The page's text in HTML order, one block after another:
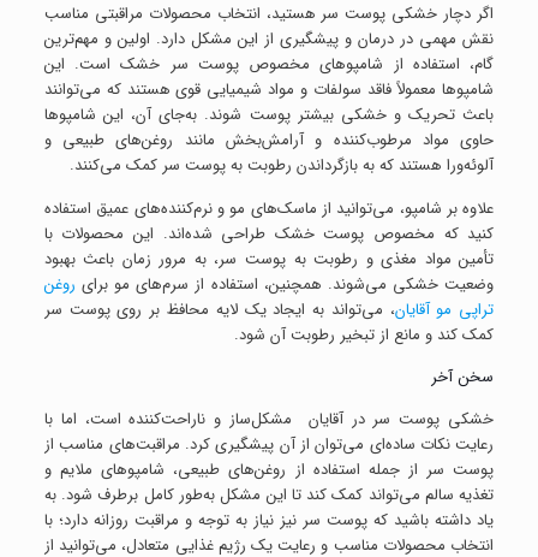
اگر دچار خشکی پوست سر هستید، انتخاب محصولات مراقبتی مناسب
نقش مهمی در درمان و پیشگیری از این مشکل دارد. اولین و مهم‌ترین
گام، استفاده از شامپوهای مخصوص پوست سر خشک است. این
شامپوها معمولاً فاقد سولفات و مواد شیمیایی قوی هستند که می‌توانند
باعث تحریک و خشکی بیشتر پوست شوند. به‌جای آن، این شامپوها
حاوی مواد مرطوب‌کننده و آرامش‌بخش مانند روغن‌های طبیعی و
آلوئه‌ورا هستند که به بازگرداندن رطوبت به پوست سر کمک می‌کنند.
علاوه بر شامپو، می‌توانید از ماسک‌های مو و نرم‌کننده‌های عمیق استفاده
کنید که مخصوص پوست خشک طراحی شده‌اند. این محصولات با
تأمین مواد مغذی و رطوبت به پوست سر، به مرور زمان باعث بهبود
وضعیت خشکی می‌شوند. همچنین، استفاده از سرم‌های مو برای روغن
تراپی مو آقایان، می‌تواند به ایجاد یک لایه محافظ بر روی پوست سر
کمک کند و مانع از تبخیر رطوبت آن شود.
سخن آخر
خشکی پوست سر در آقایان مشکل‌ساز و ناراحت‌کننده است، اما با
رعایت نکات ساده‌ای می‌توان از آن پیشگیری کرد. مراقبت‌های مناسب از
پوست سر از جمله استفاده از روغن‌های طبیعی، شامپوهای ملایم و
تغذیه سالم می‌تواند کمک کند تا این مشکل به‌طور کامل برطرف شود. به
یاد داشته باشید که پوست سر نیز نیاز به توجه و مراقبت روزانه دارد؛ با
انتخاب محصولات مناسب و رعایت یک رژیم غذایی متعادل، می‌توانید از